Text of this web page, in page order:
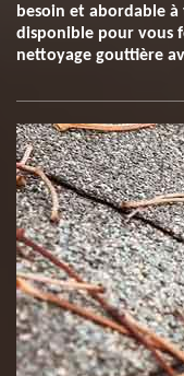
besoin et abordable
disponible pour vous
nettoyage gouttière